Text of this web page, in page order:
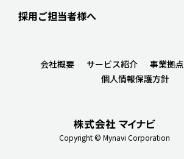
採用ご担当者様へ
Copyright © Mynavi Corporation
会社概要 サービス紹介 事業拠点
個人情報保護方針